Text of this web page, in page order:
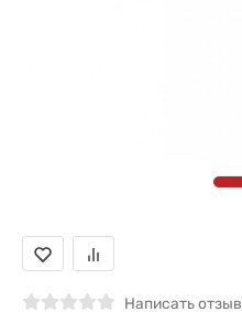
Написать отзыв